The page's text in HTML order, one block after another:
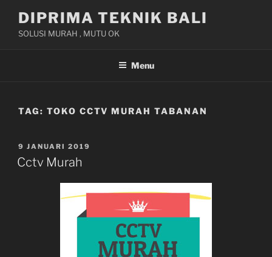
content
DIPRIMA TEKNIK BALI
SOLUSI MURAH , MUTU OK
Menu
TAG: TOKO CCTV MURAH TABANAN
POSTED
ON
9 JANUARI 2019
Cctv Murah